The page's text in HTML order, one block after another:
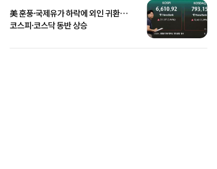
美 훈풍·국제유가 하락에 외인 귀환…
코스피·코스닥 동반 상승